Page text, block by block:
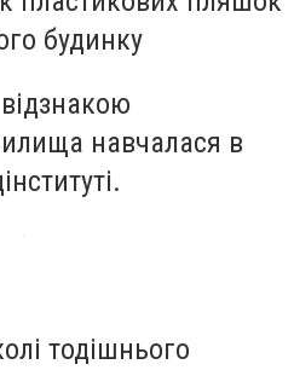
будинку
навчалася в
тодішнього